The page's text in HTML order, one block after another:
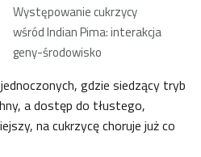
Występowanie cukrzycy
wśród Indian Pima: interakcja
geny-środowisko
gdzie siedzący tryb
a dostęp do tłustego,
na cukrzycę choruje już co